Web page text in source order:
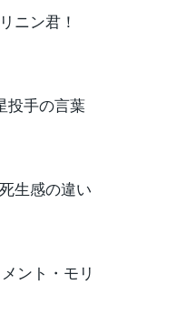
ニン君！
投手の言葉
生感の違い
ント・モリ